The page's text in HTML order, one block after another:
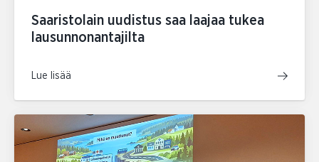
Saaristolain uudistus saa laajaa tukea
lausunnonantajilta
Lue lisää